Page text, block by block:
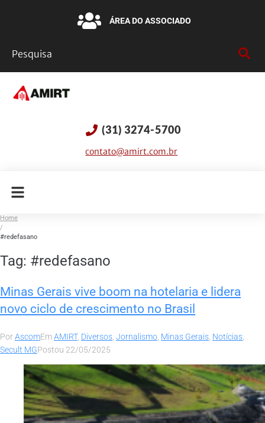
ÁREA DO ASSOCIADO
(31) 3274-5700
contato@amirt.com.br
Home
/
#redefasano
Tag: #redefasano
Minas Gerais vive boom na hotelaria e lidera
novo ciclo de crescimento no Brasil
PorAscomEmAMIRT, Diversos, Jornalismo, Minas Gerais, Notícias,
Secult MGPostou 22/05/2025